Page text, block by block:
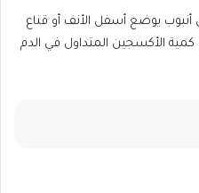
يوضع أسفل الأنف أو قناع
الأكسجين المتداول في الدم